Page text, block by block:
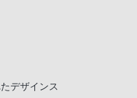
デザインス